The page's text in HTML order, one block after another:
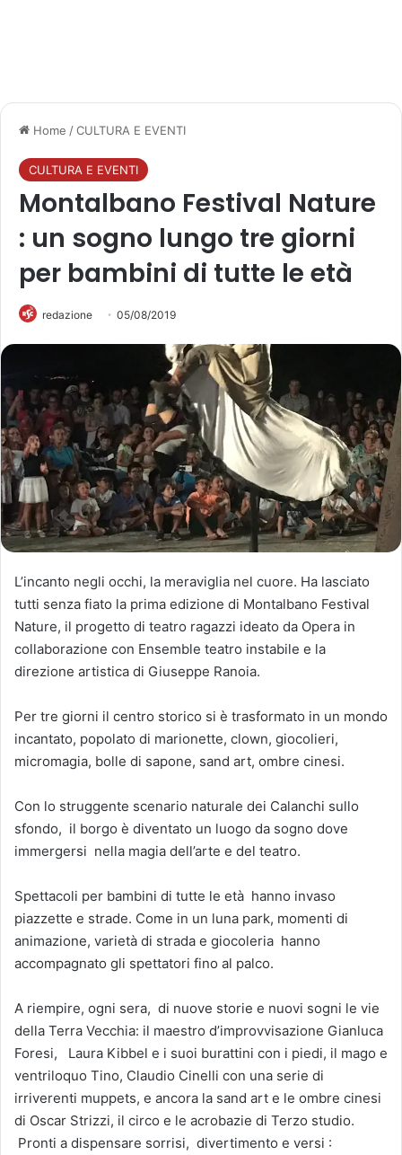
Home /CULTURA E EVENTI
CULTURA E EVENTI
Montalbano Festival Nature
: un sogno lungo tre giorni
per bambini di tutte le età
redazione 05/08/2019
L’incanto negli occhi, la meraviglia nel cuore. Ha lasciato
tutti senza fiato la prima edizione di Montalbano Festival
Nature, il progetto di teatro ragazzi ideato da Opera in
collaborazione con Ensemble teatro instabile e la
direzione artistica di Giuseppe Ranoia.
Per tre giorni il centro storico si è trasformato in un mondo
incantato, popolato di marionette, clown, giocolieri,
micromagia, bolle di sapone, sand art, ombre cinesi.
Con lo struggente scenario naturale dei Calanchi sullo
sfondo, il borgo è diventato un luogo da sogno dove
immergersi nella magia dell’arte e del teatro.
Spettacoli per bambini di tutte le età hanno invaso
piazzette e strade. Come in un luna park, momenti di
animazione, varietà di strada e giocoleria hanno
accompagnato gli spettatori fino al palco.
A riempire, ogni sera, di nuove storie e nuovi sogni le vie
della Terra Vecchia: il maestro d’improvvisazione Gianluca
Foresi, Laura Kibbel e i suoi burattini con i piedi, il mago e
ventriloquo Tino, Claudio Cinelli con una serie di
irriverenti muppets, e ancora la sand art e le ombre cinesi
di Oscar Strizzi, il circo e le acrobazie di Terzo studio.
Pronti a dispensare sorrisi, divertimento e versi :